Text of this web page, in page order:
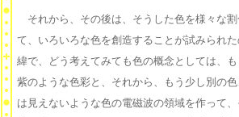
それから、その後は、そうした色を様々な
て、いろいろな色を創造することが試みられ
緯で、どう考えてみても色の概念としては、
紫のような色彩と、それから、もう少し別の
は見えないような色の電磁波の領域を作って